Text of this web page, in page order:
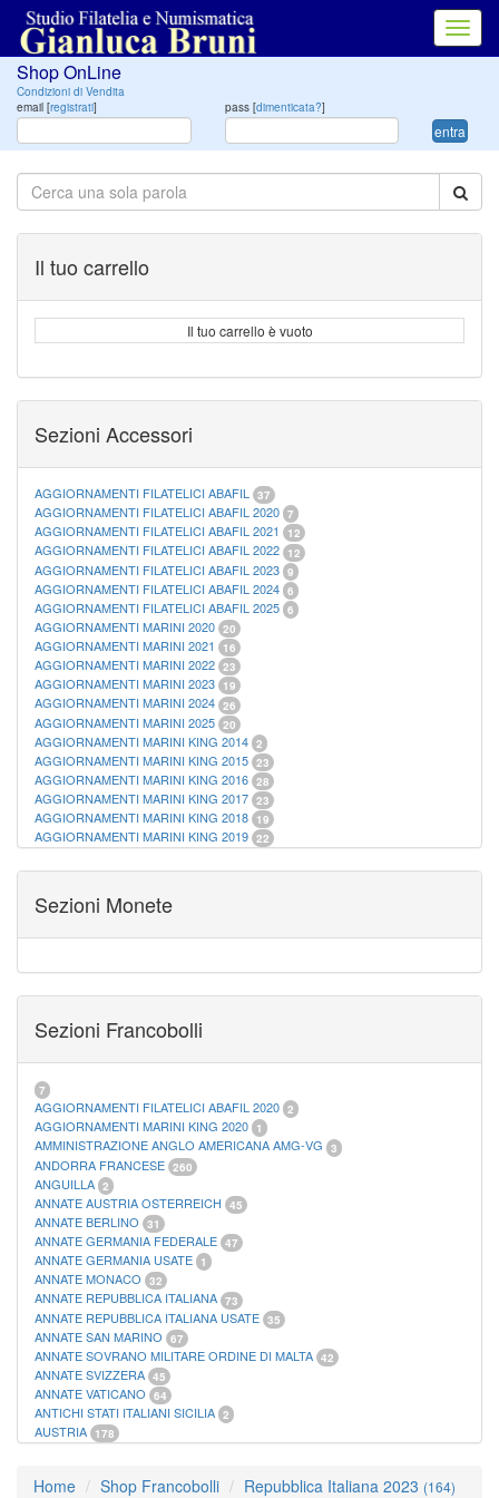
Shop OnLine
Condizioni di Vendita
email [registrati] pass [dimenticata?]
entra
Il tuo carrello
Il tuo carrello è vuoto
Sezioni Accessori
AGGIORNAMENTI FILATELICI ABAFIL 37
AGGIORNAMENTI FILATELICI ABAFIL 2020 7
AGGIORNAMENTI FILATELICI ABAFIL 2021 12
AGGIORNAMENTI FILATELICI ABAFIL 2022 12
AGGIORNAMENTI FILATELICI ABAFIL 2023 9
AGGIORNAMENTI FILATELICI ABAFIL 2024 6
AGGIORNAMENTI FILATELICI ABAFIL 2025 6
AGGIORNAMENTI MARINI 2020 20
AGGIORNAMENTI MARINI 2021 16
AGGIORNAMENTI MARINI 2022 23
AGGIORNAMENTI MARINI 2023 19
AGGIORNAMENTI MARINI 2024 26
AGGIORNAMENTI MARINI 2025 20
AGGIORNAMENTI MARINI KING 2014 2
AGGIORNAMENTI MARINI KING 2015 23
AGGIORNAMENTI MARINI KING 2016 28
AGGIORNAMENTI MARINI KING 2017 23
AGGIORNAMENTI MARINI KING 2018 19
AGGIORNAMENTI MARINI KING 2019 22
ALBUM PER CARTAMONETA 1
CARTELLE FILATELICHE MARINI
21
FOGLI FILATELICI VATICANO 37
FOGLI MARINI PERIODI SEPARATI VATICANO
MATERIALE FILATELICO MARINI 33
RACCOGLITORI XL
Sezioni Monete
Sezioni Francobolli
7
AGGIORNAMENTI FILATELICI ABAFIL 2020 2
AGGIORNAMENTI MARINI KING 2020 1
AMMINISTRAZIONE ANGLO AMERICANA AMG-VG 3
ANDORRA FRANCESE 260
ANGUILLA 2
ANNATE AUSTRIA OSTERREICH 45
ANNATE BERLINO 31
ANNATE GERMANIA FEDERALE 47
ANNATE GERMANIA USATE 1
ANNATE MONACO 32
ANNATE REPUBBLICA ITALIANA 73
ANNATE REPUBBLICA ITALIANA USATE 35
ANNATE SAN MARINO 67
ANNATE SOVRANO MILITARE ORDINE DI MALTA 42
ANNATE SVIZZERA 45
ANNATE VATICANO 64
ANTICHI STATI ITALIANI SICILIA 2
AUSTRIA 178
CASTELROSSO 10
Home Shop Francobolli Repubblica Italiana 2023 (164)